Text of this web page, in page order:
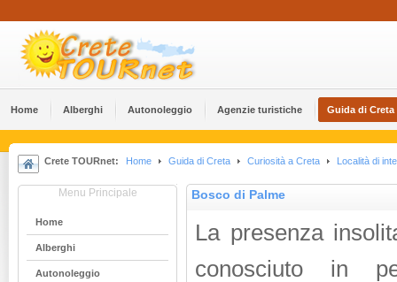
Home Alberghi Αutonoleggio Agenzie turistiche Guida di Creta
Crete TOURnet: Home Guida di Creta Curiosità a Creta Località di
Menu Principale
Home
Alberghi
Αutonoleggio
Bosco di Palme
La presenza
conosciuto in